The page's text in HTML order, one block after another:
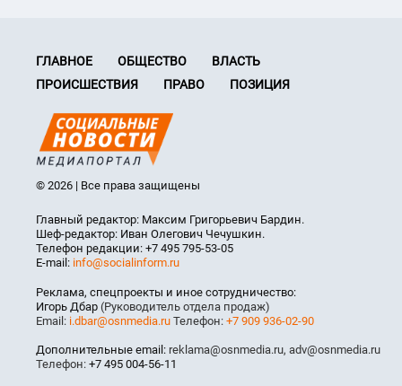
ГЛАВНОЕ ОБЩЕСТВО
ВЛАСТЬ
ПРОИСШЕСТВИЯ
ПРАВО ПОЗИЦИЯ
© 2026 | Все права защищены
Главный редактор: Максим Григорьевич Бардин.
Шеф-редактор: Иван Олегович Чечушкин.
Телефон редакции: +7 495 795-53-05
E-mail: info@socialinform.ru
Реклама, спецпроекты и иное сотрудничество:
Игорь Дбар (Руководитель отдела продаж)
Email: i.dbar@osnmedia.ru Телефон: +7 909 936-02-90
Дополнительные email: reklama@osnmedia.ru, adv@osnmedia.ru
Телефон: +7 495 004-56-11